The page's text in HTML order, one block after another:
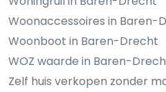
Woonaccessoires in Baren-
Woonboot in Baren-Drecht
WOZ waarde in Baren-
Zelf huis verkopen zonder